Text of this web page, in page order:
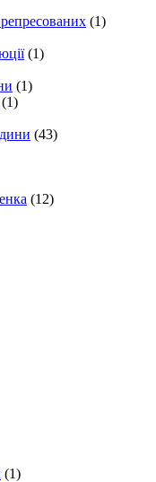
репресованих (1)
(1)
(1)
(1)
(43)
(12)
(1)